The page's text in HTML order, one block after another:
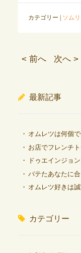
カテゴリー | ソム
< 前へ 次へ >
最新記事
オムレツは何個
お店でフレンチ
ドゥエインジョ
バテたあなたに
オムレツ好きは
カテゴリー